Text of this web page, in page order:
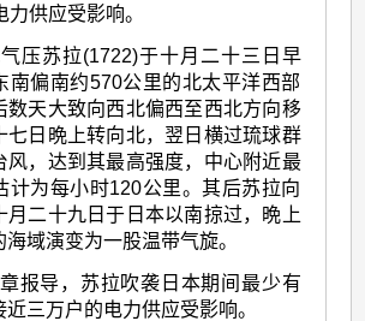
供应受影响。
压苏拉(1722)于十月二十三日早
南偏南约570公里的北太平洋西部
数天大致向西北偏西至西北方向移
七日晩上转向北，翌日横过琉球群
风，达到其最高强度，中心附近最
计为每小时120公里。其后苏拉向
月二十九日于日本以南掠过，晩上
域演变为一股温带气旋。
报导，苏拉吹袭日本期间最少有
三万户的电力供应受影响。